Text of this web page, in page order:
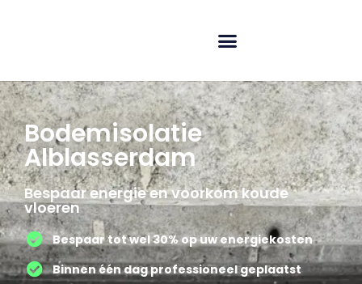
Bodemisolatie
Alblasserdam
Bespaar energie en voorkom koude
vloeren
Bespaar tot wel 30% op uw energiekosten
Binnen één dag professioneel geplaatst